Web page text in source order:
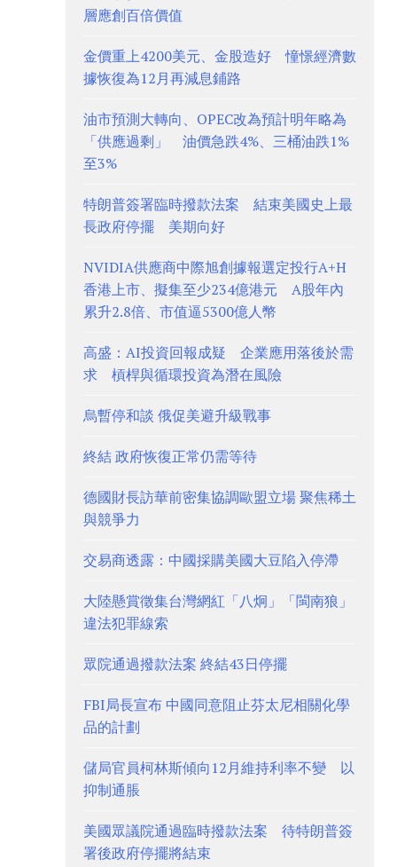
層應創百倍價值
金價重上4200美元、金股造好 憧憬經濟數
據恢復為12月再減息鋪路
油市預測大轉向、OPEC改為預計明年略為
「供應過剩」 油價急跌4%、三桶油跌1%
至3%
特朗普簽署臨時撥款法案 結束美國史上最
長政府停擺 美期向好
NVIDIA供應商中際旭創據報選定投行A+H
香港上市、擬集至少234億港元 A股年內
累升2.8倍、市值逼5300億人幣
高盛：AI投資回報成疑 企業應用落後於需
求 槓桿與循環投資為潛在風險
烏暫停和談 俄促美避升級戰事
終結 政府恢復正常仍需等待
德國財長訪華前密集協調歐盟立場 聚焦稀土
與競爭力
交易商透露：中國採購美國大豆陷入停滯
大陸懸賞徵集台灣網紅「八炯」「閩南狼」
違法犯罪線索
眾院通過撥款法案 終結43日停擺
FBI局長宣布 中國同意阻止芬太尼相關化學
品的計劃
儲局官員柯林斯傾向12月維持利率不變 以
抑制通脹
美國眾議院通過臨時撥款法案 待特朗普簽
署後政府停擺將結束